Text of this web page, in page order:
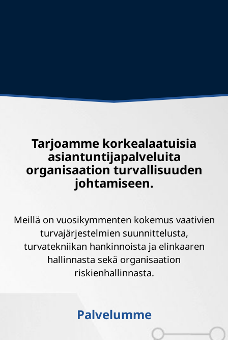
Tarjoamme korkealaatuisia
asiantuntijapalveluita
organisaation turvallisuuden
johtamiseen.
Meillä on vuosikymmenten kokemus vaativien​
turvajärjestelmien suunnittelusta,
turvatekniikan hankinnoista ja elinkaaren
hallinnasta sekä organisaation
riskienhallinnasta.
Palvelumme